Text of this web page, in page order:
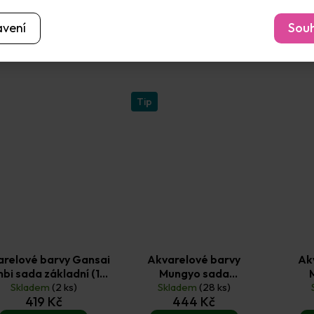
Do košíku
barvy Gansai
sada základní (12
ks)
Skladem (2 ks)
419 Kč
Tip
Akvarelové barvy
Mungyo sada
Professional malá (12ks)
Skladem (28 ks)
444 Kč
of